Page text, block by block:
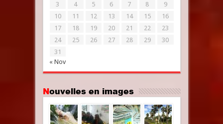
« Nov
3
4 5 6 7 8
9
10
11 12 13 14 15
16
17
18 19 20 21 22
23
24
25 26 27 28 29
30
31
Nouvelles en images